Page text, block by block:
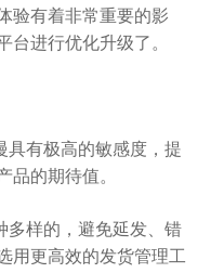
验有着非常重要的影
台进行优化升级了。
具有极高的敏感度，提
品的期待值。
多样的，避免延发、错
用更高效的发货管理工